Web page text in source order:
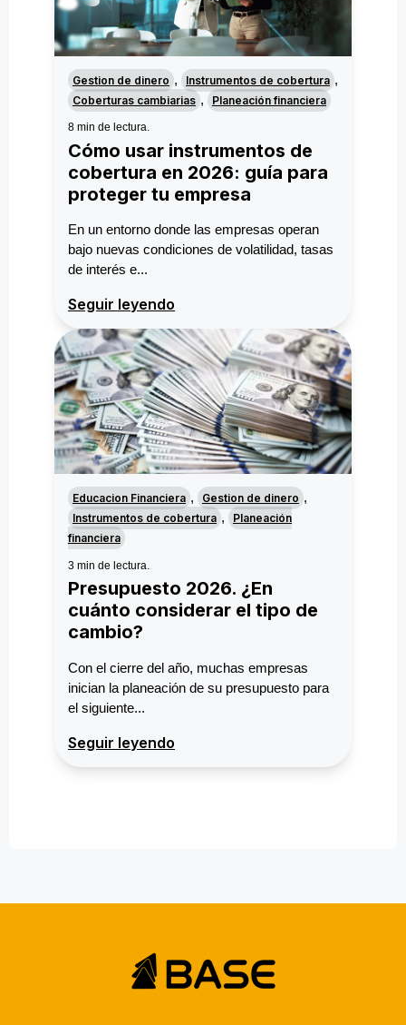
Gestion de dinero , Instrumentos de cobertura ,
Coberturas cambiarias , Planeación financiera
8 min de lectura.
Cómo usar instrumentos de
cobertura en 2026: guía para
proteger tu empresa
En un entorno donde las empresas operan
bajo nuevas condiciones de volatilidad, tasas
de interés e...
Seguir leyendo
Educacion Financiera , Gestion de dinero ,
Instrumentos de cobertura ,
Planeación
financiera
3 min de lectura.
Presupuesto 2026. ¿En
cuánto considerar el tipo de
cambio?
Con el cierre del año, muchas empresas
inician la planeación de su presupuesto para
el siguiente...
Seguir leyendo